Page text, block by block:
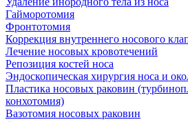
Гайморотомия
Фронтотомия
Коррекция внутреннего носового
Лечение носовых кровотечений
Репозиция костей носа
Эндоскопическая хирургия носа и
Пластика носовых раковин
конхотомия)
Вазотомия носовых раковин